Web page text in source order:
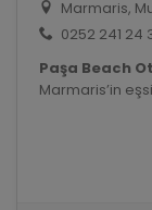
Marmaris,
0252 241 24
Paşa Beach
Marmaris’in